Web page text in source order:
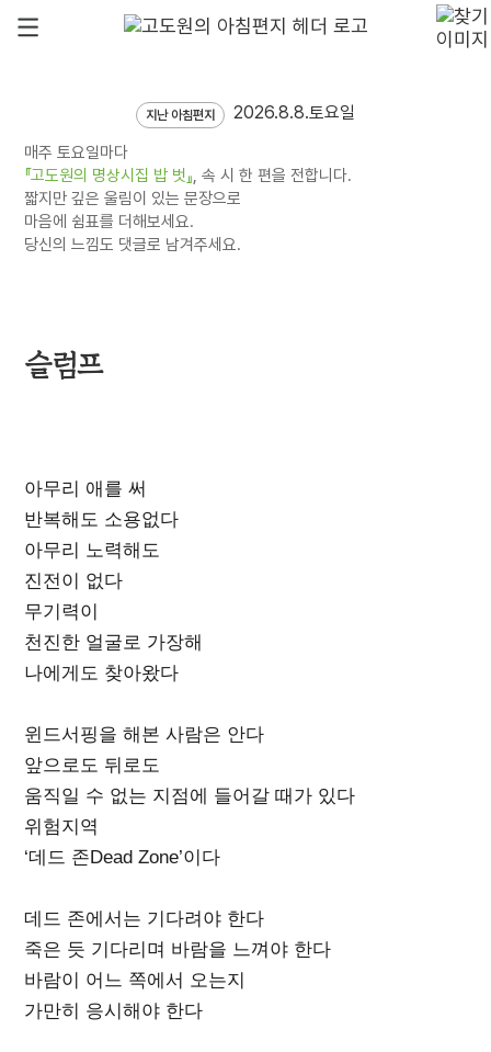
지난 아침편지 2026.8.8.토요일
매주 토요일마다
『고도원의 명상시집 밥 벗』, 속 시 한 편을 전합니다.
짧지만 깊은 울림이 있는 문장으로
마음에 쉼표를 더해보세요.
당신의 느낌도 댓글로 남겨주세요.
슬럼프
아무리 애를 써
반복해도 소용없다
아무리 노력해도
진전이 없다
무기력이
천진한 얼굴로 가장해
나에게도 찾아왔다
윈드서핑을 해본 사람은 안다
앞으로도 뒤로도
움직일 수 없는 지점에 들어갈 때가 있다
위험지역
‘데드 존Dead Zone’이다
데드 존에서는 기다려야 한다
죽은 듯 기다리며 바람을 느껴야 한다
바람이 어느 쪽에서 오는지
가만히 응시해야 한다